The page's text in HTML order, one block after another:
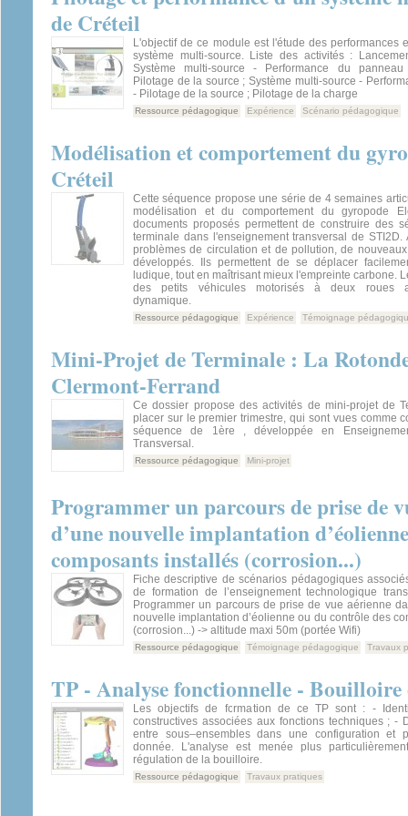
de Créteil
L'objectif de ce module est l'étude des performances
système multi-source. Liste des activités :
Système multi-source - Performance du
Pilotage de la source ; Système multi-source -
- Pilotage de la source ; Pilotage de la charge
Ressource pédagogique Expérience Scénario pédagogique
Modélisation et comportement du
Créteil
Cette séquence propose une série de 4 semaines
modélisation et du comportement du gyropode
documents proposés permettent de construire des
terminale dans l'enseignement transversal de
problèmes de circulation et de pollution, de
développés. Ils permettent de se déplacer
ludique, tout en maîtrisant mieux l'empreinte carbone.
des petits véhicules motorisés à deux roues
dynamique.
Ressource pédagogique Expérience Témoignage
Mini-Projet de Terminale : La
Clermont-Ferrand
Ce dossier propose des activités de mini-projet de
placer sur le premier trimestre, qui sont vues comme
séquence de 1ère , développée en
Transversal.
Ressource pédagogique Mini-projet
Programmer un parcours de prise de
d’une nouvelle implantation
composants installés (corrosion...)
Fiche descriptive de scénarios pédagogiques
de formation de l’enseignement technologique
Programmer un parcours de prise de vue aérienne
nouvelle implantation d’éolienne ou du contrôle des
(corrosion...) -> altitude maxi 50m (portée Wifi)
Ressource pédagogique Témoignage pédagogique Travaux
TP - Analyse fonctionnelle -
Les objectifs de formation de ce TP sont : -
constructives associées aux fonctions techniques ; -
entre sous–ensembles dans une configuration et
donnée. L'analyse est menée plus
régulation de la bouilloire.
Ressource pédagogique Travaux pratiques